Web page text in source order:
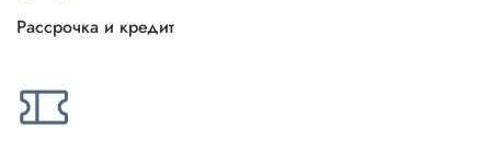
Рассрочка и кредит